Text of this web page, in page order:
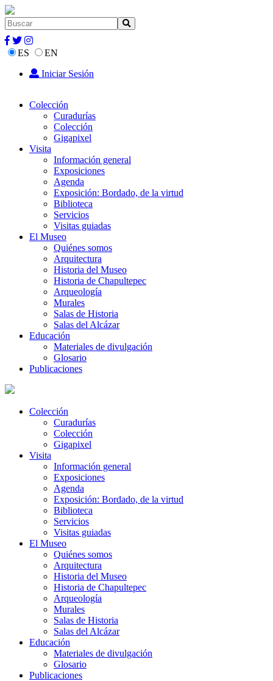
ES
EN
Iniciar Sesión
Colección
Curadurías
Colección
Gigapixel
Visita
Información general
Exposiciones
Agenda
Exposición: Bordado, de la virtud
Biblioteca
Servicios
Visitas guiadas
El Museo
Quiénes somos
Arquitectura
Historia del Museo
Historia de Chapultepec
Arqueología
Murales
Salas de Historia
Salas del Alcázar
Educación
Materiales de divulgación
Glosario
Publicaciones
Colección
Curadurías
Colección
Gigapixel
Visita
Información general
Exposiciones
Agenda
Exposición: Bordado, de la virtud
Biblioteca
Servicios
Visitas guiadas
El Museo
Quiénes somos
Arquitectura
Historia del Museo
Historia de Chapultepec
Arqueología
Murales
Salas de Historia
Salas del Alcázar
Educación
Materiales de divulgación
Glosario
Publicaciones